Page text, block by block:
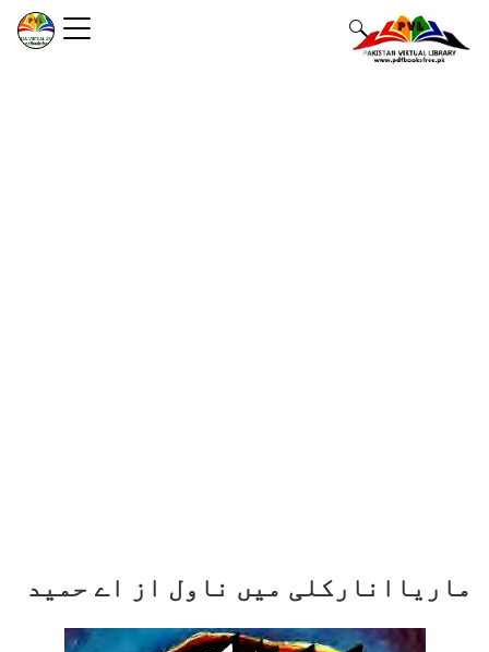
ماریاانارکلی میں ناول از اے حمید